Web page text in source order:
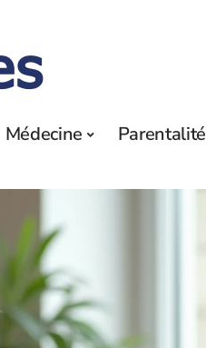
Médecine Parentalité